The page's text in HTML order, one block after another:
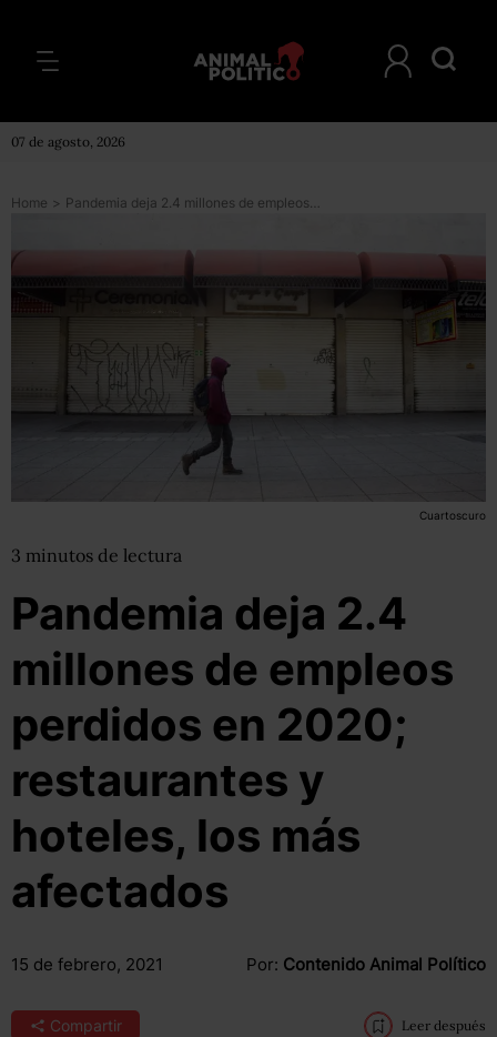
07 de agosto, 2026
Home > Pandemia deja 2.4 millones de empleos perdidos en 2020; restaurantes y hoteles, los más afectados
Cuartoscuro
3 minutos de lectura
Pandemia deja 2.4
millones de empleos
perdidos en 2020;
restaurantes y
hoteles, los más
afectados
15 de febrero, 2021 Por: Contenido Animal Político
Compartir Leer después